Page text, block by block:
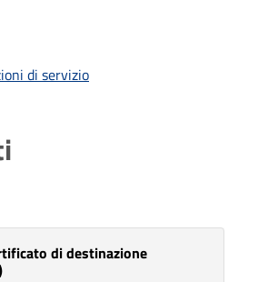
di servizio
di destinazione